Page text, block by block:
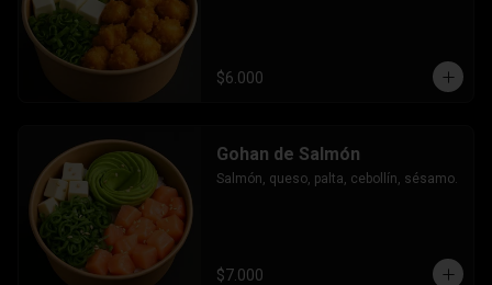
$6.000
Gohan de Salmón
Salmón, queso, palta, cebollín, sésamo.
$7.000